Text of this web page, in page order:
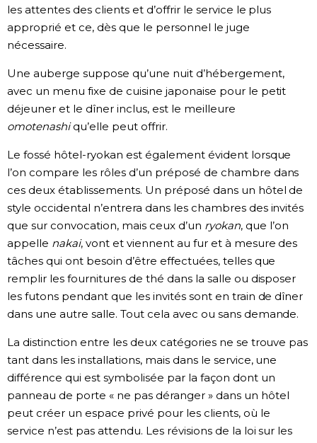
les attentes des clients et d’offrir le service le plus
approprié et ce, dès que le personnel le juge
nécessaire.
Une auberge suppose qu’une nuit d’hébergement,
avec un menu fixe de cuisine japonaise pour le petit
déjeuner et le dîner inclus, est le meilleure
omotenashiqu’elle peut offrir.
Le fossé hôtel-ryokan est également évident lorsque
l’on compare les rôles d’un préposé de chambre dans
ces deux établissements. Un préposé dans un hôtel de
style occidental n’entrera dans les chambres des invités
que sur convocation, mais ceux d’un ryokan, que l’on
appelle nakai, vont et viennent au fur et à mesure des
tâches qui ont besoin d’être effectuées, telles que
remplir les fournitures de thé dans la salle ou disposer
les futons pendant que les invités sont en train de dîner
dans une autre salle. Tout cela avec ou sans demande.
La distinction entre les deux catégories ne se trouve pas
tant dans les installations, mais dans le service, une
différence qui est symbolisée par la façon dont un
panneau de porte « ne pas déranger » dans un hôtel
peut créer un espace privé pour les clients, où le
service n’est pas attendu. Les révisions de la loi sur les